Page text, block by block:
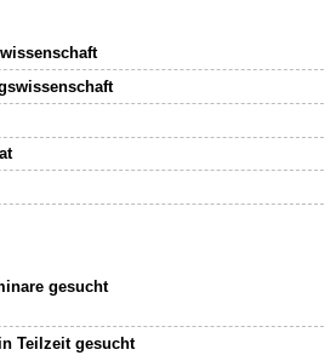
gesucht
Teilzeit gesucht